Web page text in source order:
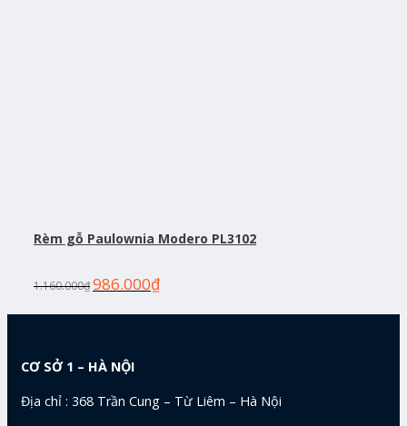
Rèm gỗ Paulownia Modero PL3102
1.160.000₫986.000₫
CƠ SỞ 1 – HÀ NỘI
Địa chỉ : 368 Trần Cung – Từ Liêm – Hà Nội